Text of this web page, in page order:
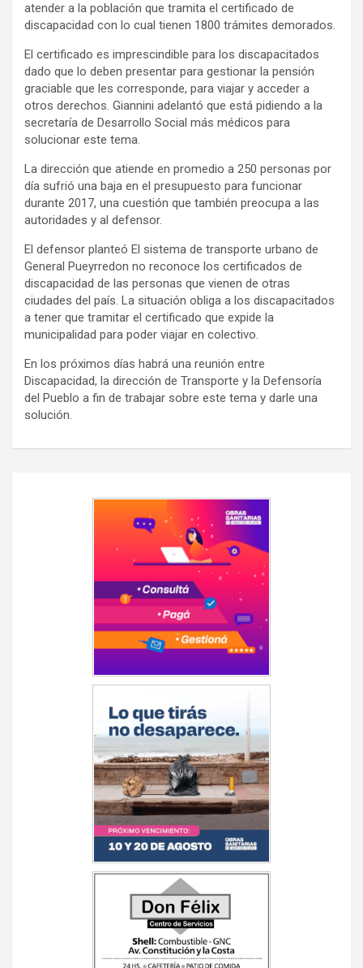
atender a la población que tramita el certificado de
discapacidad con lo cual tienen 1800 trámites demorados.
El certificado es imprescindible para los discapacitados
dado que lo deben presentar para gestionar la pensión
graciable que les corresponde, para viajar y acceder a
otros derechos. Giannini adelantó que está pidiendo a la
secretaría de Desarrollo Social más médicos para
solucionar este tema.
La dirección que atiende en promedio a 250 personas por
día sufrió una baja en el presupuesto para funcionar
durante 2017, una cuestión que también preocupa a las
autoridades y al defensor.
El defensor planteó El sistema de transporte urbano de
General Pueyrredon no reconoce los certificados de
discapacidad de las personas que vienen de otras
ciudades del país. La situación obliga a los discapacitados
a tener que tramitar el certificado que expide la
municipalidad para poder viajar en colectivo.
En los próximos días habrá una reunión entre
Discapacidad, la dirección de Transporte y la Defensoría
del Pueblo a fin de trabajar sobre este tema y darle una
solución.